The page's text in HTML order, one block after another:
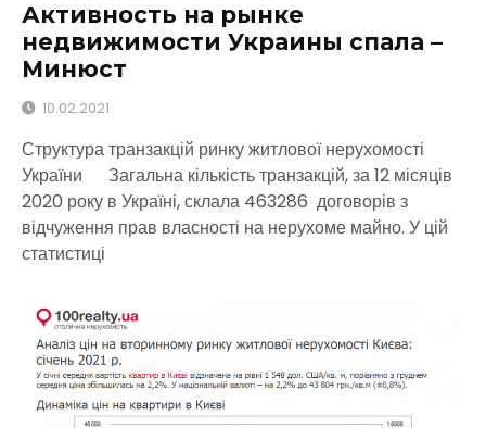
Активность на рынке
недвижимости Украины спала –
Минюст
10.02.2021
Структура транзакцій ринку житлової нерухомості
України Загальна кількість транзакцій, за 12 місяців
2020 року в Україні, склала 463286 договорів з
відчуження прав власності на нерухоме майно. У цій
статистиці